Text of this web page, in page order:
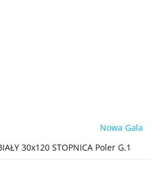
Nowa Gala
30x120 STOPNICA Poler G.1